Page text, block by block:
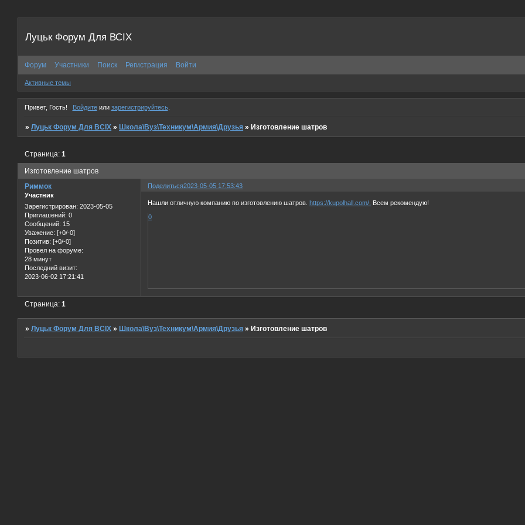
Луцьк Форум Для ВСІХ
Форум Участники Поиск Регистрация Войти
Активные темы
Привет, Гость! Войдитеили зарегистрируйтесь.
»Луцьк Форум Для ВСІХ »Школа\Вуз\Техникум\Армия\Друзья »Изготовление шатров
Изготовление шатров
Страница:1
Поделиться2023-05-05 17:53:43
Риммок
Участник
Зарегистрирован: 2023-05-05
Приглашений: 0
Сообщений: 15
Уважение: [+0/-0]
Позитив: [+0/-0]
Провел на форуме:
28 минут
Последний визит:
2023-06-02 17:21:41
Нашли отличную компанию по изготовлению шатров. https://kupolhall.com/.
Всем рекомендую!
0
Страница:1
»Луцьк Форум Для ВСІХ »Школа\Вуз\Техникум\Армия\Друзья »Изготовление шатров